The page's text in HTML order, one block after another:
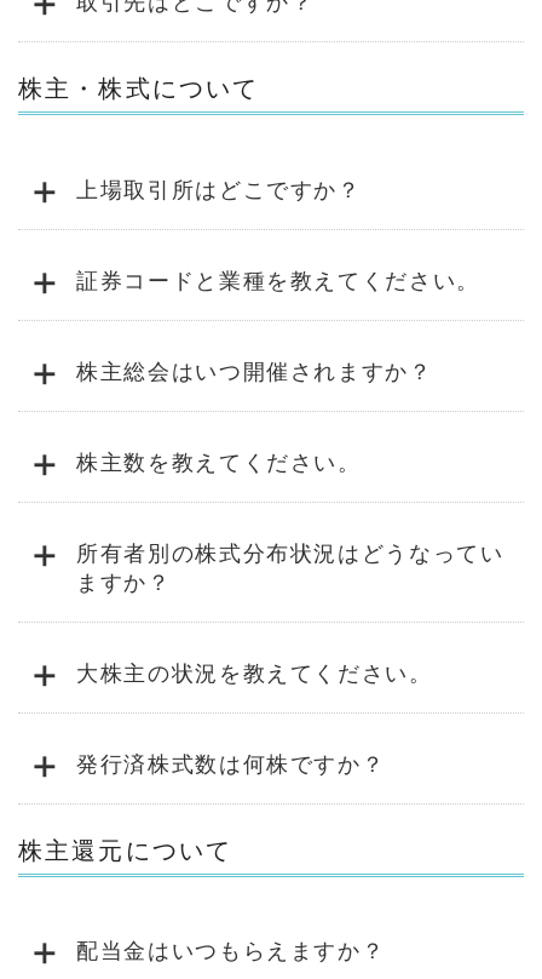
株主・株式について
+ 上場取引所はどこですか？
+ 証券コードと業種を教えてください。
+ 株主総会はいつ開催されますか？
+ 株主数を教えてください。
+
所有者別の株式分布状況はどうなってい
ますか？
+ 大株主の状況を教えてください。
+ 発行済株式数は何株ですか？
株主還元について
+ 配当金はいつもらえますか？